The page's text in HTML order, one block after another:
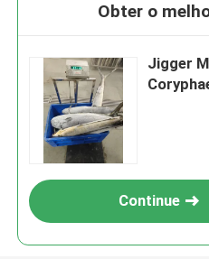
Obter o
Jigger
Continue